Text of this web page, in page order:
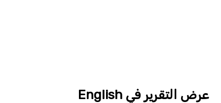
عرض التقرير في English